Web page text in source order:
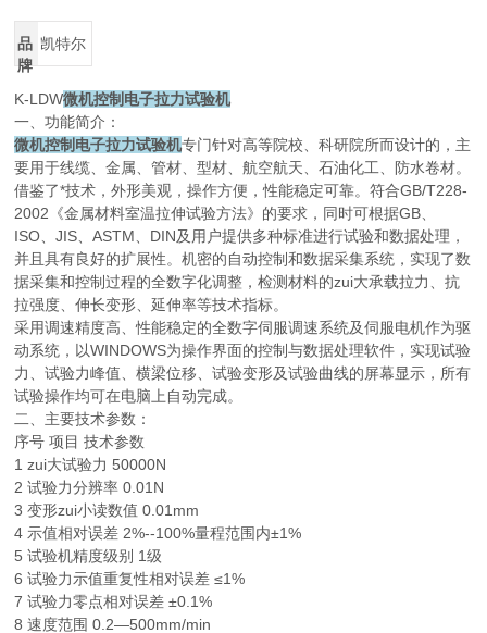
品
牌
凯特尔
K-LDW微机控制电子拉力试验机
一、功能简介：
微机控制电子拉力试验机专门针对高等院校、科研院所而设计的，主
要用于线缆、金属、管材、型材、航空航天、石油化工、防水卷材。
借鉴了*技术，外形美观，操作方便，性能稳定可靠。符合GB/T228-
2002《金属材料室温拉伸试验方法》的要求，同时可根据GB、
ISO、JIS、ASTM、DIN及用户提供多种标准进行试验和数据处理，
并且具有良好的扩展性。机密的自动控制和数据采集系统，实现了数
据采集和控制过程的全数字化调整，检测材料的zui大承载拉力、抗
拉强度、伸长变形、延伸率等技术指标。
采用调速精度高、性能稳定的全数字伺服调速系统及伺服电机作为驱
动系统，以WINDOWS为操作界面的控制与数据处理软件，实现试验
力、试验力峰值、横梁位移、试验变形及试验曲线的屏幕显示，所有
试验操作均可在电脑上自动完成。
二、主要技术参数：
序号 项目 技术参数
1 zui大试验力 50000N
2 试验力分辨率 0.01N
3 变形zui小读数值 0.01mm
4 示值相对误差 2%--100%量程范围内±1%
5 试验机精度级别 1级
6 试验力示值重复性相对误差 ≤1%
7 试验力零点相对误差 ±0.1%
8 速度范围 0.2—500mm/min